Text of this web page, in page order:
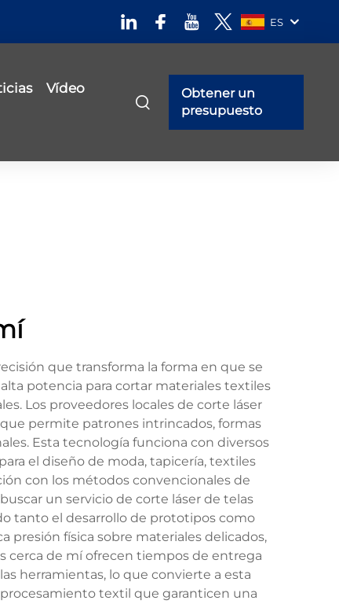
ES
Vídeo
Obtener un
presupuesto
que transforma la forma en que se
potencia para cortar materiales textiles
Los proveedores locales de corte láser
permite patrones intrincados, formas
Esta tecnología funciona con diversos
el diseño de moda, tapicería, textiles
con los métodos convencionales de
un servicio de corte láser de telas
tanto el desarrollo de prototipos como
presión física sobre materiales delicados,
cerca de mí ofrecen tiempos de entrega
herramientas, lo que convierte a esta
textil que garanticen una